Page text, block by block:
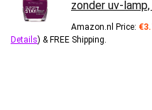
zonder uv-lamp,
Amazon.nl Price: €
Details) & FREE Shipping.